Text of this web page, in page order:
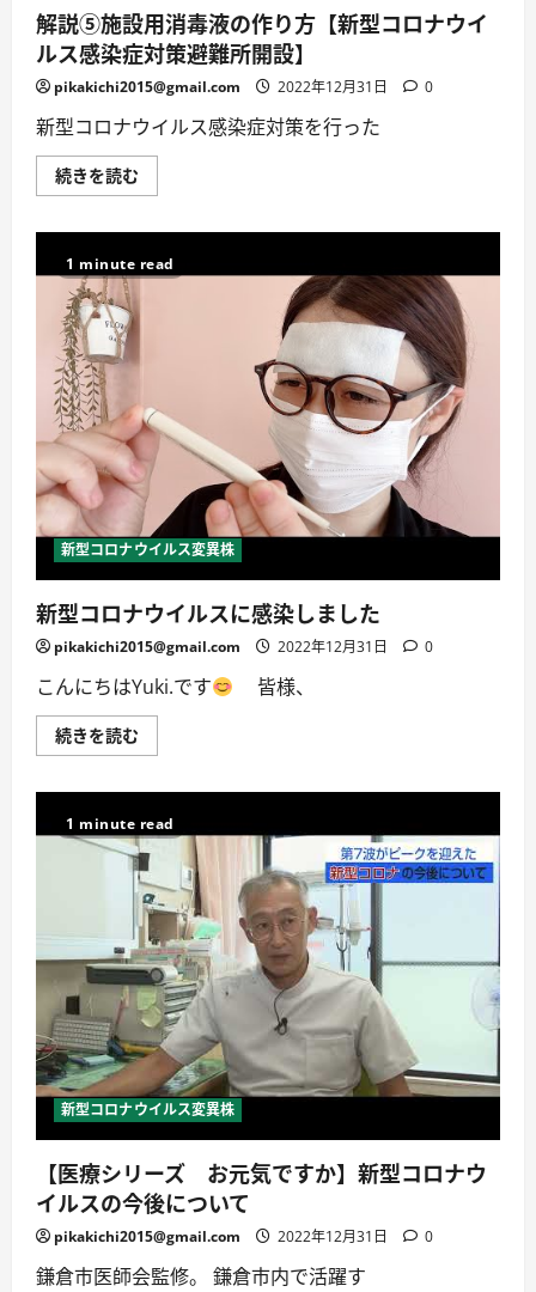
に
つ
い
て
詳
く
読
む
解説⑤施設用消毒液の作り方【新型コロナウイ
ルス感染症対策避難所開設】
pikakichi2015@gmail.com 2022年12月31日 0
新型コロナウイルス感染症対策を行った
続きを読む
説
用
消
液
り
型
コ
ロ
ナ
ウ
イ
ル
ス
感
染
症
策
避
難
所
開
設】
に
て
し
読
む
1 minute read
新型コロナウイルス変異株
新型コロナウイルスに感染しました
pikakichi2015@gmail.com 2022年12月31日 0
こんにちはYuki.です 皆様、
続きを読む
型
ウ
イ
ル
ス
に
感
染
し
ま
し
た
に
つ
い
て
詳
し
く
読
む
1 minute read
新型コロナウイルス変異株
【医療シリーズ お元気ですか】新型コロナウ
イルスの今後について
pikakichi2015@gmail.com 2022年12月31日 0
鎌倉市医師会監修。 鎌倉市内で活躍す